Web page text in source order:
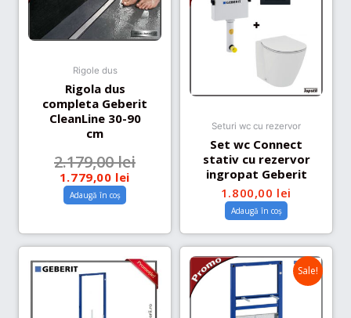
Rigole dus
Rigola dus
completa Geberit
CleanLine 30-90
cm
2.179,00lei
1.779,00 lei
Adaugă în coș
Seturi wc cu rezervor
Set wc Connect
stativ cu rezervor
ingropat Geberit
1.800,00 lei
Adaugă în coș
Sale!